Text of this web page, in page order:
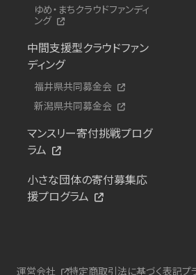
ゆめ・まちクラウドファンディ
ング
中間支援型クラウドファン
ディング
福井県共同募金会
新潟県共同募金会
マンスリー寄付挑戦プログ
ラム
小さな団体の寄付募集応
援プログラム
運営会社 特定商取引法に基づく表記プ